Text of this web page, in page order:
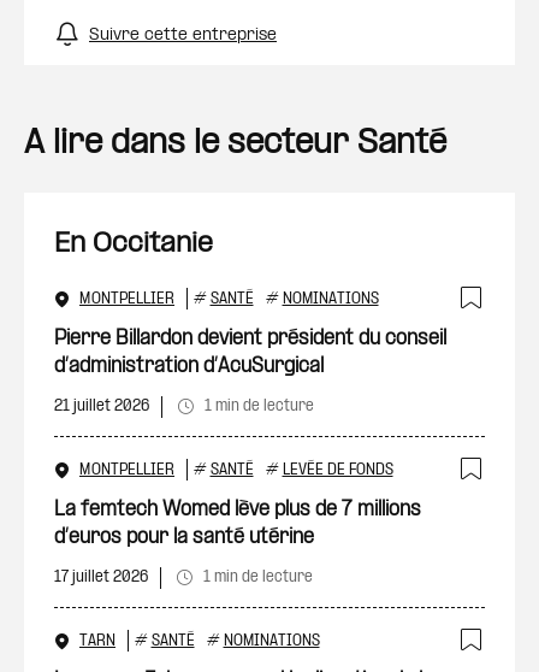
Suivre cette entreprise
A lire dans le secteur Santé
En Occitanie
MONTPELLIER # SANTÉ # NOMINATIONS
Pierre Billardon devient président du conseil
d’administration d’AcuSurgical
21 juillet 2026 1 min de lecture
MONTPELLIER # SANTÉ # LEVÉE DE FONDS
La femtech Womed lève plus de 7 millions
d’euros pour la santé utérine
17 juillet 2026 1 min de lecture
TARN # SANTÉ # NOMINATIONS